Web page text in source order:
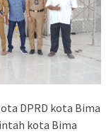
DPRD kota Bima
kota Bima